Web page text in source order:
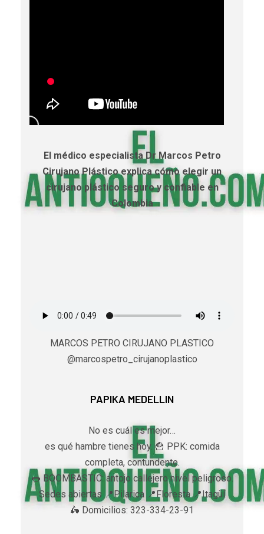
El médico especialista Dr Marcos Petro
Cirujano Plástico explica cómo elegir un
cirujano plástico seguro y confiable en
Colombia
MARCOS PETRO CIRUJANO PLASTICO
@marcospetro_cirujanoplastico
PAPIKA MEDELLIN
No es cuál es mejor…
es qué hambre tienes hoy. 🍟 PPK: comida
completa, contundente.
🌭 BOOMBASTIC: antojo callejero nivel peligroso.
Sedes abiertas 📍Pilarica 📍Floresta 📍Itagüí
🛵 Domicilios: 323-334-23-91